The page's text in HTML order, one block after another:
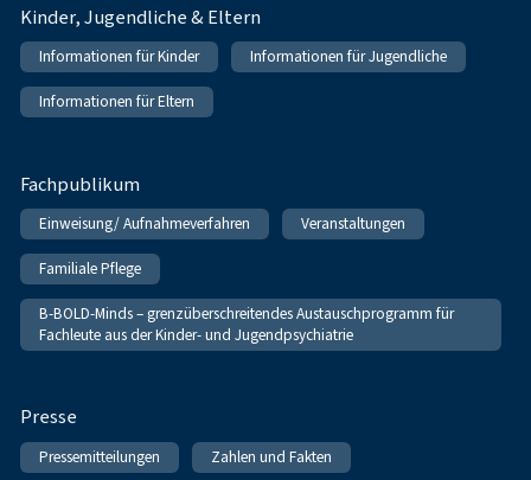
Kinder, Jugendliche & Eltern
Informationen für Kinder Informationen für Jugendliche
Informationen für Eltern
Fachpublikum
Einweisung/ Aufnahmeverfahren Veranstaltungen
Familiale Pflege
B-BOLD-Minds – grenzüberschreitendes Austauschprogramm für
Fachleute aus der Kinder- und Jugendpsychiatrie
Presse
Pressemitteilungen Zahlen und Fakten